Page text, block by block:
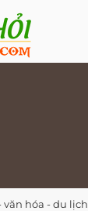
văn hóa - du lịch